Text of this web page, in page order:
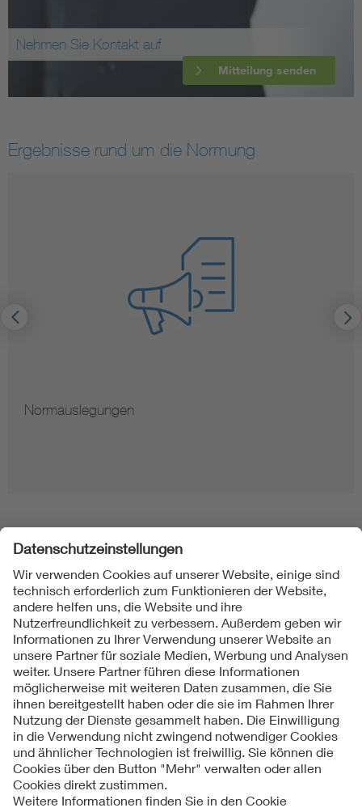
Nehmen Sie Kontakt auf
Mitteilung senden
Ergebnisse rund um die Normung
Normauslegungen
Folgen Sie uns
Kontakt
Impressum
Datenschutzinformationen